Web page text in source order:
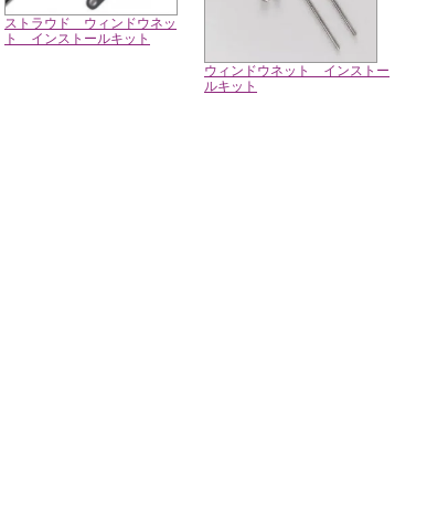
ストラウド ウィンドウネッ
ト インストールキット
ウィンドウネット インストー
ルキット